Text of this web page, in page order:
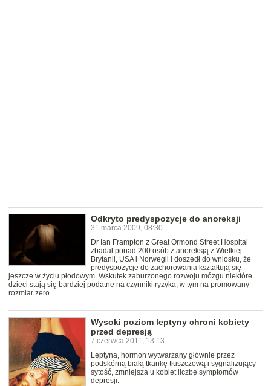
Odkryto predyspozycje do anoreksji
31 marca 2009, 08:30
Dr Ian Frampton z Great Ormond Street Hospital
zbadał ponad 200 osób z anoreksją z Wielkiej
Brytanii, USA i Norwegii i doszedł do wniosku, że
predyspozycje do zachorowania kształtują się
jeszcze w życiu płodowym. Wskutek zaburzonego rozwoju mózgu niektóre
dzieci stają się bardziej podatne na czynniki ryzyka, w tym na promowany
rozmiar zero.
Wysoki poziom leptyny chroni kobiety
przed depresją
7 czerwca 2011, 13:13
Leptyna, hormon wytwarzany głównie przez
podskórną białą tkankę tłuszczową i sygnalizujący
sytość, zmniejsza u kobiet liczbę symptomów
depresji.